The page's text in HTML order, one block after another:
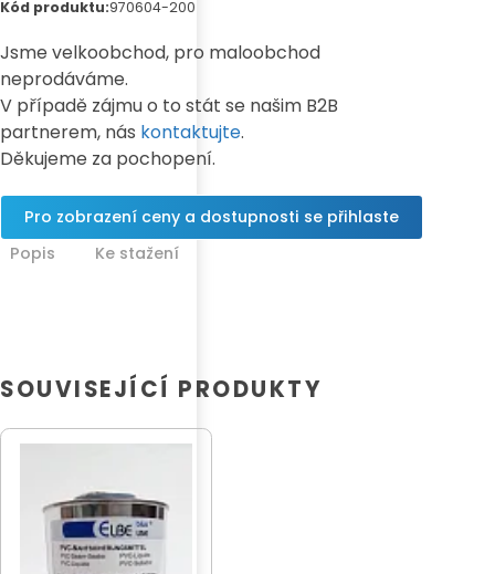
Kód produktu:970604-200
Jsme velkoobchod, pro maloobchod
neprodáváme.
V případě zájmu o to stát se našim B2B
partnerem, nás kontaktujte.
Děkujeme za pochopení.
Pro zobrazení ceny a dostupnosti se přihlaste
Popis
Ke stažení
SOUVISEJÍCÍ PRODUKTY